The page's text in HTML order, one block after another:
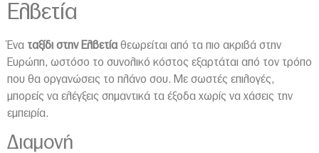
Ελβετία
Ένα ταξίδι στην Ελβετία θεωρείται από τα πιο ακριβά στην
Ευρώπη, ωστόσο το συνολικό κόστος εξαρτάται από τον τρόπο
που θα οργανώσεις το πλάνο σου. Με σωστές επιλογές,
μπορείς να ελέγξεις σημαντικά τα έξοδα χωρίς να χάσεις την
εμπειρία.
Διαμονή